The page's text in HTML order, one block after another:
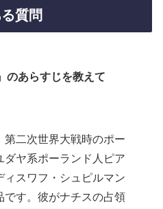
質問
のあらすじを教えて
第二次世界大戦時のポー
ダヤ系ポーランド人ピア
ィスワフ・シュピルマン
です。彼がナチスの占領